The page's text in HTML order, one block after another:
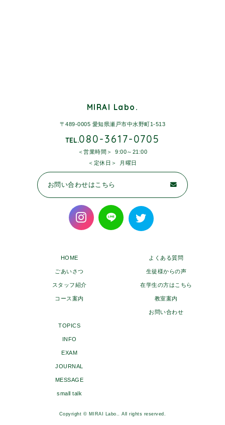
MIRAI Labo.
〒489-0005 愛知県瀬戸市中水野町1-513
TEL.080-3617-0705
営業時間
9:00～21:00
定休日
月曜日
お問い合わせはこちら
HOME
ごあいさつ
スタッフ紹介
コース案内
よくある質問
生徒様からの声
在学生の方はこちら
教室案内
お問い合わせ
TOPICS
INFO
EXAM
JOURNAL
MESSAGE
small talk
Copyright © MIRAI Labo.. All rights reserved.